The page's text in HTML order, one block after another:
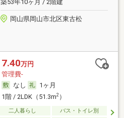
築53年10ヶ月 / 2階建
岡山県岡山市北区東古松
7.40万円
管理費-
なし
1ヶ月
1階 / 2LDK（51.3m2）
二人暮らし バス・トイレ別